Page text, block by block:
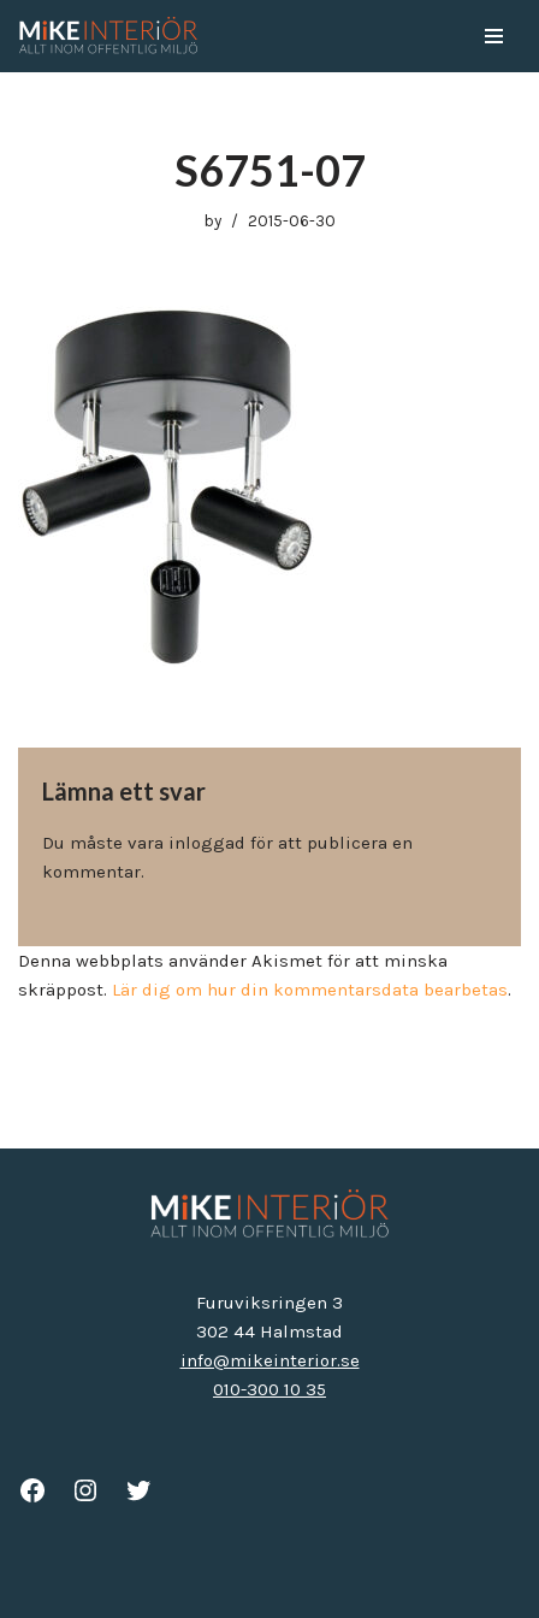
S6751-07
by 2015-06-30
Lämna ett svar
Du måste vara inloggad för att publicera en
kommentar.
Denna webbplats använder Akismet för att minska
skräppost. Lär dig om hur din kommentarsdata bearbetas.
Furuviksringen 3
302 44 Halmstad
info@mikeinterior.se
010-300 10 35